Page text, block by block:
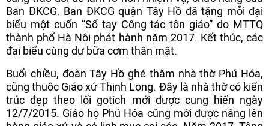
Ban ĐKCG. Ban ĐKCG quận Tây Hồ đã tặng mỗi đại
biểu một cuốn “Sổ tay Công tác tôn giáo” do MTTQ
thành phố Hà Nội phát hành năm 2017. Kết thúc, các
đại biểu cùng dự bữa cơm thân mật.
Buổi chiều, đoàn Tây Hồ ghé thăm nhà thờ Phú Hóa,
cũng thuộc Giáo xứ Thịnh Long. Đây là nhà thờ có kiến
trúc đẹp theo lối gotich mới được cung hiến ngày
12/7/2015. Giáo họ Phú Hóa cũng mới được nâng lên